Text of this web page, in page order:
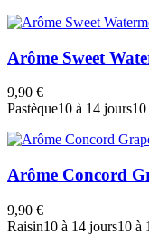
Arôme Sweet
9,90 €
Pastèque10 à 14 jours
Arôme Concord
9,90 €
Raisin10 à 14 jours10 à